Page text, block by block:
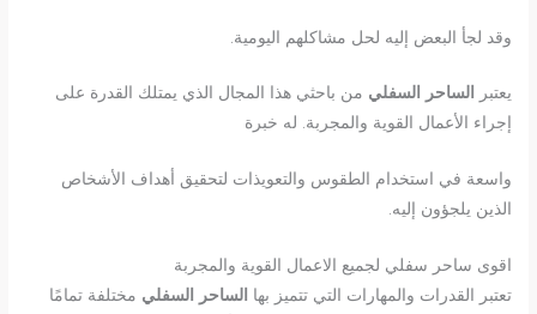
وقد لجأ البعض إليه لحل مشاكلهم اليومية.
يعتبر الساحر السفلي من باحثي هذا المجال الذي يمتلك القدرة على
إجراء الأعمال القوية والمجربة. له خبرة
واسعة في استخدام الطقوس والتعويذات لتحقيق أهداف الأشخاص
الذين يلجؤون إليه.
اقوى ساحر سفلي لجميع الاعمال القوية والمجربة
تعتبر القدرات والمهارات التي تتميز بها الساحر السفلي مختلفة تمامًا